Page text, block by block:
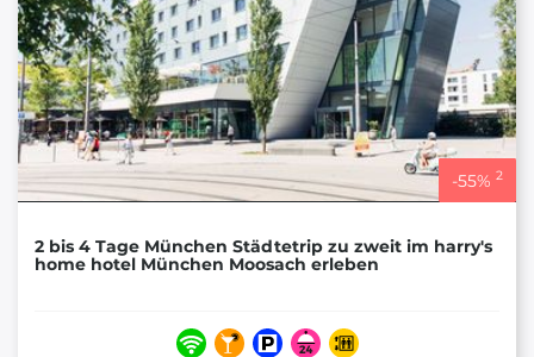
-55% 2
2 bis 4 Tage München Städtetrip zu zweit im harry's
home hotel München Moosach erleben